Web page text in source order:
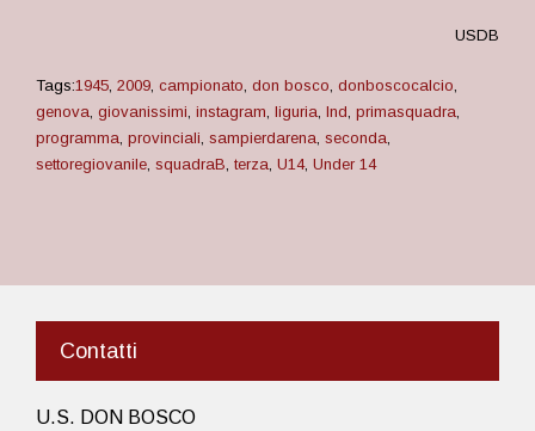
USDB
Tags:1945 2009 campionato don bosco donboscocalcio
genova giovanissimi instagram liguria lnd primasquadra
programma provinciali sampierdarena seconda
settoregiovanile squadraB terza U14, Under 14
Contatti
U.S. DON BOSCO